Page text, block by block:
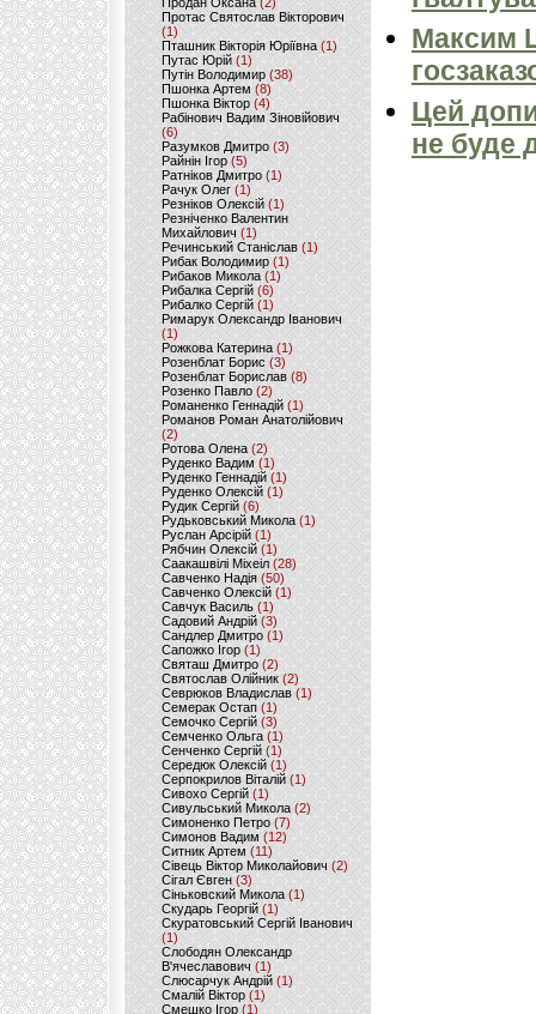
Протас Святослав Вікторович
(1)
Пташник Вікторія Юріївна (1)
Путас Юрій (1)
Путін Володимир(38)
Пшонка Артем (8)
Пшонка Віктор(4)
Рабінович Вадим Зіновійович
(6)
Разумков Дмитро (3)
Райнін Ігор(5)
Ратніков Дмитро (1)
Рачук Олег (1)
Резніков Олексій(1)
Резніченко Валентин
Михайлович (1)
Речинський Станіслав (1)
Рибак Володимир(1)
Рибаков Микола(1)
Рибалка Сергій (6)
Рибалко Сергій (1)
Римарук Олександр Іванович
(1)
Рожкова Катерина(1)
Розенблат Борис (3)
Розенблат Борислав (8)
Розенко Павло (2)
Романенко Геннадій (1)
Романов Роман Анатолійович
(2)
Ротова Олена(2)
Руденко Вадим (1)
Руденко Геннадій (1)
Руденко Олексій(1)
Рудик Сергій(6)
Рудьковський Микола (1)
Руслан Арсірій(1)
Рябчин Олексій (1)
Саакашвілі Міхеіл(28)
Савченко Надія (50)
Савченко Олексій(1)
Савчук Василь (1)
Садовий Андрій (3)
Сандлер Дмитро(1)
Сапожко Ігор(1)
Святаш Дмитро (2)
Святослав Олійник (2)
Севрюков Владислав (1)
Семерак Остап (1)
Семочко Сергій (3)
Семченко Ольга (1)
Сенченко Сергій(1)
Середюк Олексій(1)
Серпокрилов Віталій(1)
Сивохо Сергій(1)
Сивульський Микола(2)
Симоненко Петро(7)
Симонов Вадим (12)
Ситник Артем(11)
Сівець Віктор Миколайович(2)
Сігал Євген (3)
Сіньковский Микола(1)
Скударь Георгій (1)
Скуратовський Сергій Іванович
(1)
Слободян Олександр
В'ячеславович(1)
Слюсарчук Андрій(1)
Смалій Віктор (1)
Смешко Ігор (1)
Максим
Цей
не буде